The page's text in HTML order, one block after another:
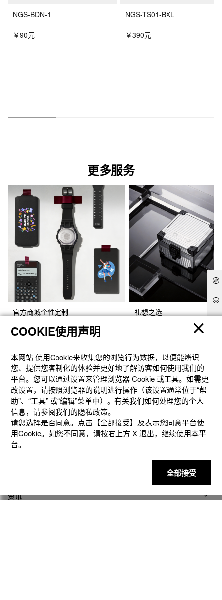
NGS-BDN-1
￥90元
NGS-TS01-BXL
￥390元
更多服务
官方商城个性定制 礼想之选
产品
资讯
COOKIE使用声明
本网站 使⽤Cookie来收集您的浏览⾏为数据，以便能辨识
您、提供您客制化的体验并更好地了解访客如何使⽤我们的
平台。您可以通过设置来管理浏览器 Cookie 或⼯具。如需更
改设置，请按照浏览器的说明进⾏操作（该设置通常位于“帮
助”、“⼯具” 或“编辑”菜单中）。有关我们如何处理您的个⼈
信息，请参阅我们的隐私政策。
请您选择是否同意。点击【全部接受】及表示您同意平台使
用Cookie。如您不同意，请按右上⽅ X 退出，继续使⽤本平
台。
全部接受